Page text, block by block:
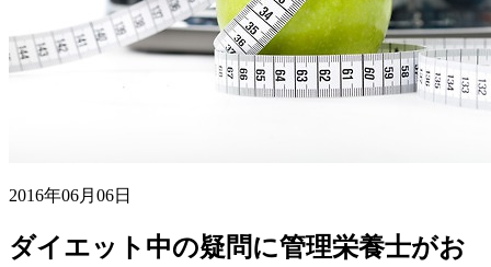
2016年06月06日
ダイエット中の疑問に管理栄養士がお